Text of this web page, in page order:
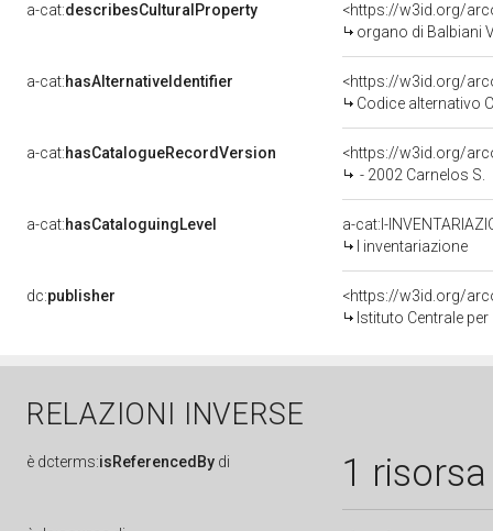
a-cat:describesCulturalProperty
<https://w3id.org/
organo di Balbiani
a-cat:hasAlternativeIdentifier
<https://w3id.org/
Codice alternativo
a-cat:hasCatalogueRecordVersion
<https://w3id.org/
- 2002 Carnelos S.
a-cat:hasCataloguingLevel
a-cat:I-
I inventariazione
dc:publisher
<https://w3id.org/
Istituto Centrale
RELAZIONI INVERSE
è dcterms:isReferencedBy di 1 risorsa